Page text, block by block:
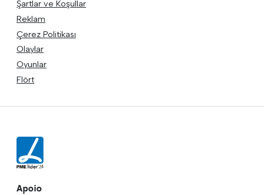
Şartlar ve Koşullar
Reklam
Çerez Politikası
Olaylar
Oyunlar
Flört
Apoio